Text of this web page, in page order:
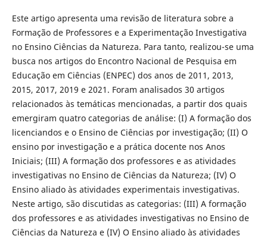
Este artigo apresenta uma revisão de literatura sobre a
Formação de Professores e a Experimentação Investigativa
no Ensino Ciências da Natureza. Para tanto, realizou-se uma
busca nos artigos do Encontro Nacional de Pesquisa em
Educação em Ciências (ENPEC) dos anos de 2011, 2013,
2015, 2017, 2019 e 2021. Foram analisados 30 artigos
relacionados às temáticas mencionadas, a partir dos quais
emergiram quatro categorias de análise: (I) A formação dos
licenciandos e o Ensino de Ciências por investigação; (II) O
ensino por investigação e a prática docente nos Anos
Iniciais; (III) A formação dos professores e as atividades
investigativas no Ensino de Ciências da Natureza; (IV) O
Ensino aliado às atividades experimentais investigativas.
Neste artigo, são discutidas as categorias: (III) A formação
dos professores e as atividades investigativas no Ensino de
Ciências da Natureza e (IV) O Ensino aliado às atividades